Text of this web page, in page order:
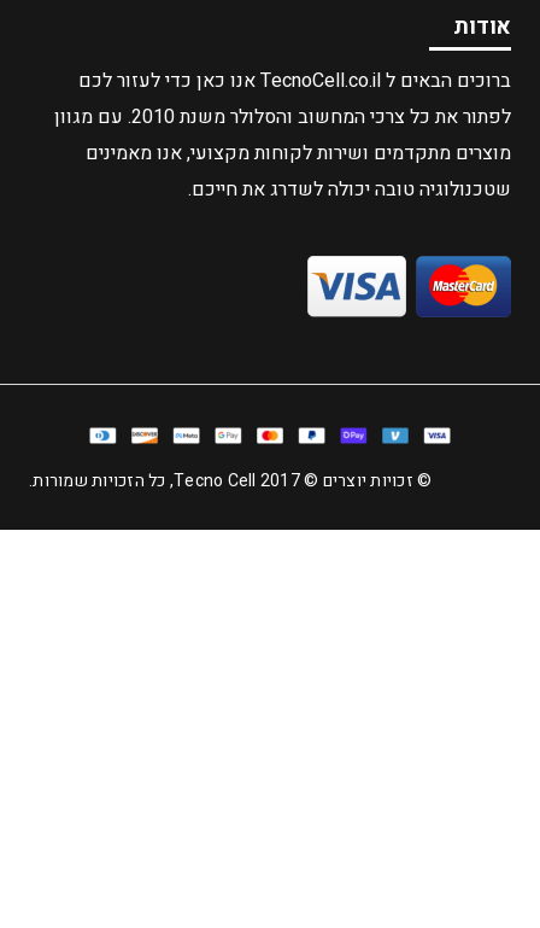
אודות
ברוכים הבאים ל TecnoCell.co.il אנו כאן כדי לעזור לכם
לפתור את כל צרכי המחשוב והסלולר משנת 2010. עם מגוון
מוצרים מתקדמים ושירות לקוחות מקצועי, אנו מאמינים
שטכנולוגיה טובה יכולה לשדרג את חייכם.
© זכויות יוצרים © 2017 Tecno Cell, כל הזכויות שמורות.